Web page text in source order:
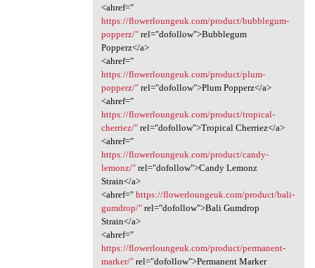
<ahref="
https://flowerloungeuk.com/product/bubblegum-
popperz/"rel="dofollow">Bubblegum
Popperz</a>
<ahref="
https://flowerloungeuk.com/product/plum-
popperz/"rel="dofollow">Plum Popperz</a>
<ahref="
https://flowerloungeuk.com/product/tropical-
cherriez/"rel="dofollow">Tropical Cherriez</a>
<ahref="
https://flowerloungeuk.com/product/candy-
lemonz/"rel="dofollow">Candy Lemonz
Strain</a>
<ahref=" https://flowerloungeuk.com/product/bali-
gumdrop/"rel="dofollow">Bali Gumdrop
Strain</a>
<ahref="
https://flowerloungeuk.com/product/permanent-
marker/"rel="dofollow">Permanent Marker